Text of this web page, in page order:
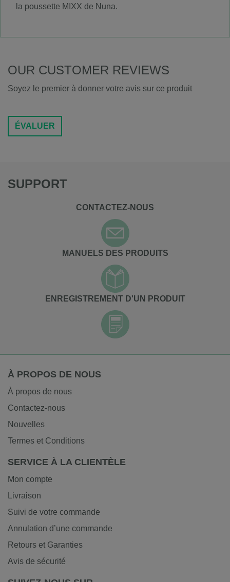
la poussette MIXX de Nuna.
OUR CUSTOMER REVIEWS
Soyez le premier à donner votre avis sur ce produit
ÉVALUER
SUPPORT
CONTACTEZ-NOUS
MANUELS DES PRODUITS
ENREGISTREMENT D'UN PRODUIT
À PROPOS DE NOUS
À propos de nous
Contactez-nous
Nouvelles
Termes et Conditions
SERVICE À LA CLIENTÈLE
Mon compte
Livraison
Suivi de votre commande
Annulation d’une commande
Retours et Garanties
Avis de sécurité